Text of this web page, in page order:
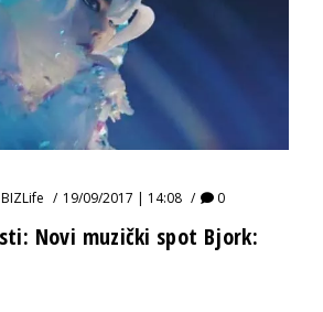
BIZLife 19/09/2017 | 14:08 0
Novi muzički spot Bjork: